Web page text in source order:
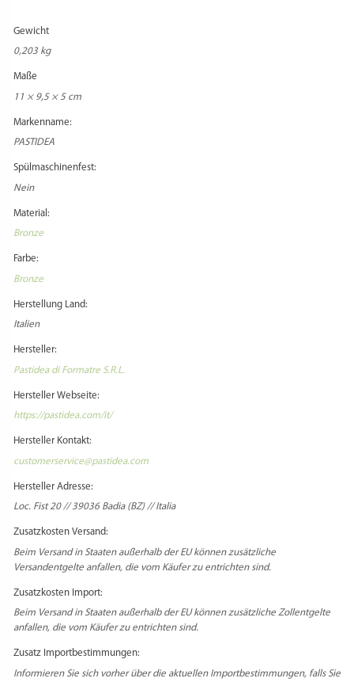
Gewicht
0,203 kg
Maße
11 × 9,5 × 5 cm
Markenname:
PASTIDEA
Spülmaschinenfest:
Nein
Material:
Bronze
Farbe:
Bronze
Herstellung Land:
Italien
Hersteller:
Pastidea di Formatre S.R.L.
Hersteller Webseite:
https://pastidea.com/it/
Hersteller Kontakt:
customerservice@pastidea.com
Hersteller Adresse:
Loc. Fist 20 // 39036 Badia (BZ) // Italia
Zusatzkosten Versand:
Beim Versand in Staaten außerhalb der EU können zusätzliche
Versandentgelte anfallen, die vom Käufer zu entrichten sind.
Zusatzkosten Import:
Beim Versand in Staaten außerhalb der EU können zusätzliche Zollentgelte
anfallen, die vom Käufer zu entrichten sind.
Zusatz Importbestimmungen:
Informieren Sie sich vorher über die aktuellen Importbestimmungen, falls Sie